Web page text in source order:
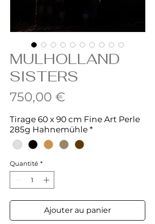
MULHOLLAND
SISTERS
750,00 €
Tirage 60 x 90 cm Fine Art Perle
285g Hahnemühle *
Quantité *
Ajouter au panier